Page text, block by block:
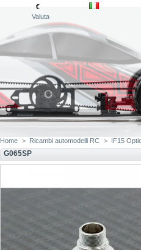
€
Valuta
Home > Ricambi automodelli RC > IF15
G065SP